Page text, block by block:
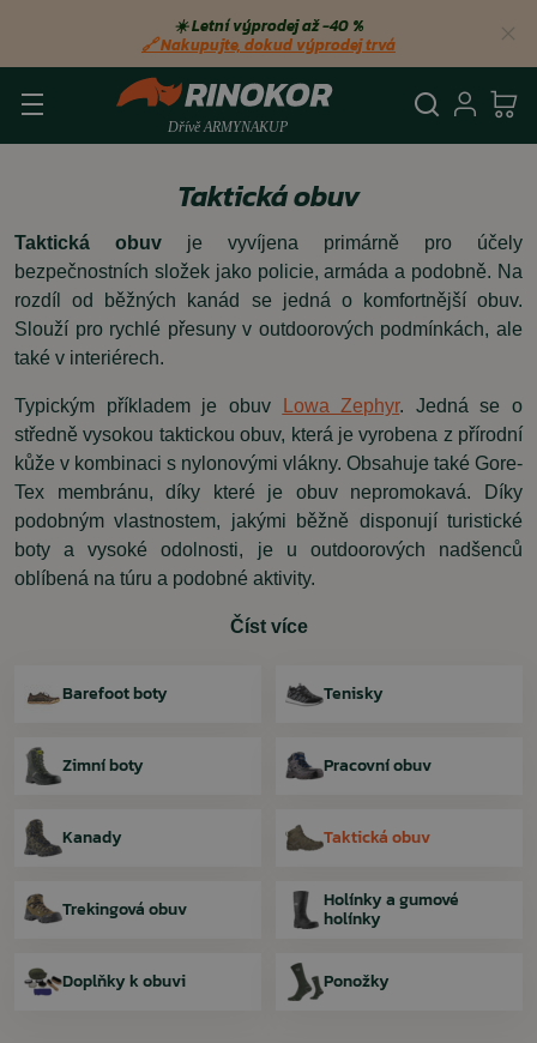
☀️ Letní výprodej až −40 %
🔗 Nakupujte, dokud výprodej trvá
Taktická obuv
Taktická obuv je vyvíjena primárně pro účely
bezpečnostních složek jako policie, armáda a podobně. Na
rozdíl od běžných kanád se jedná o komfortnější obuv.
Slouží pro rychlé přesuny v outdoorových podmínkách, ale
také v interiérech.
Typickým příkladem je obuv Lowa Zephyr. Jedná se o
středně vysokou taktickou obuv, která je vyrobena z přírodní
kůže v kombinaci s nylonovými vlákny. Obsahuje také Gore-
Tex membránu, díky které je obuv nepromokavá. Díky
podobným vlastnostem, jakými běžně disponují turistické
boty a vysoké odolnosti, je u outdoorových nadšenců
oblíbená na túru a podobné aktivity.
Číst více
Barefoot boty Tenisky
Zimní boty Pracovní obuv
Kanady Taktická obuv
Trekingová obuv Holínky a gumové
holínky
Doplňky k obuvi Ponožky